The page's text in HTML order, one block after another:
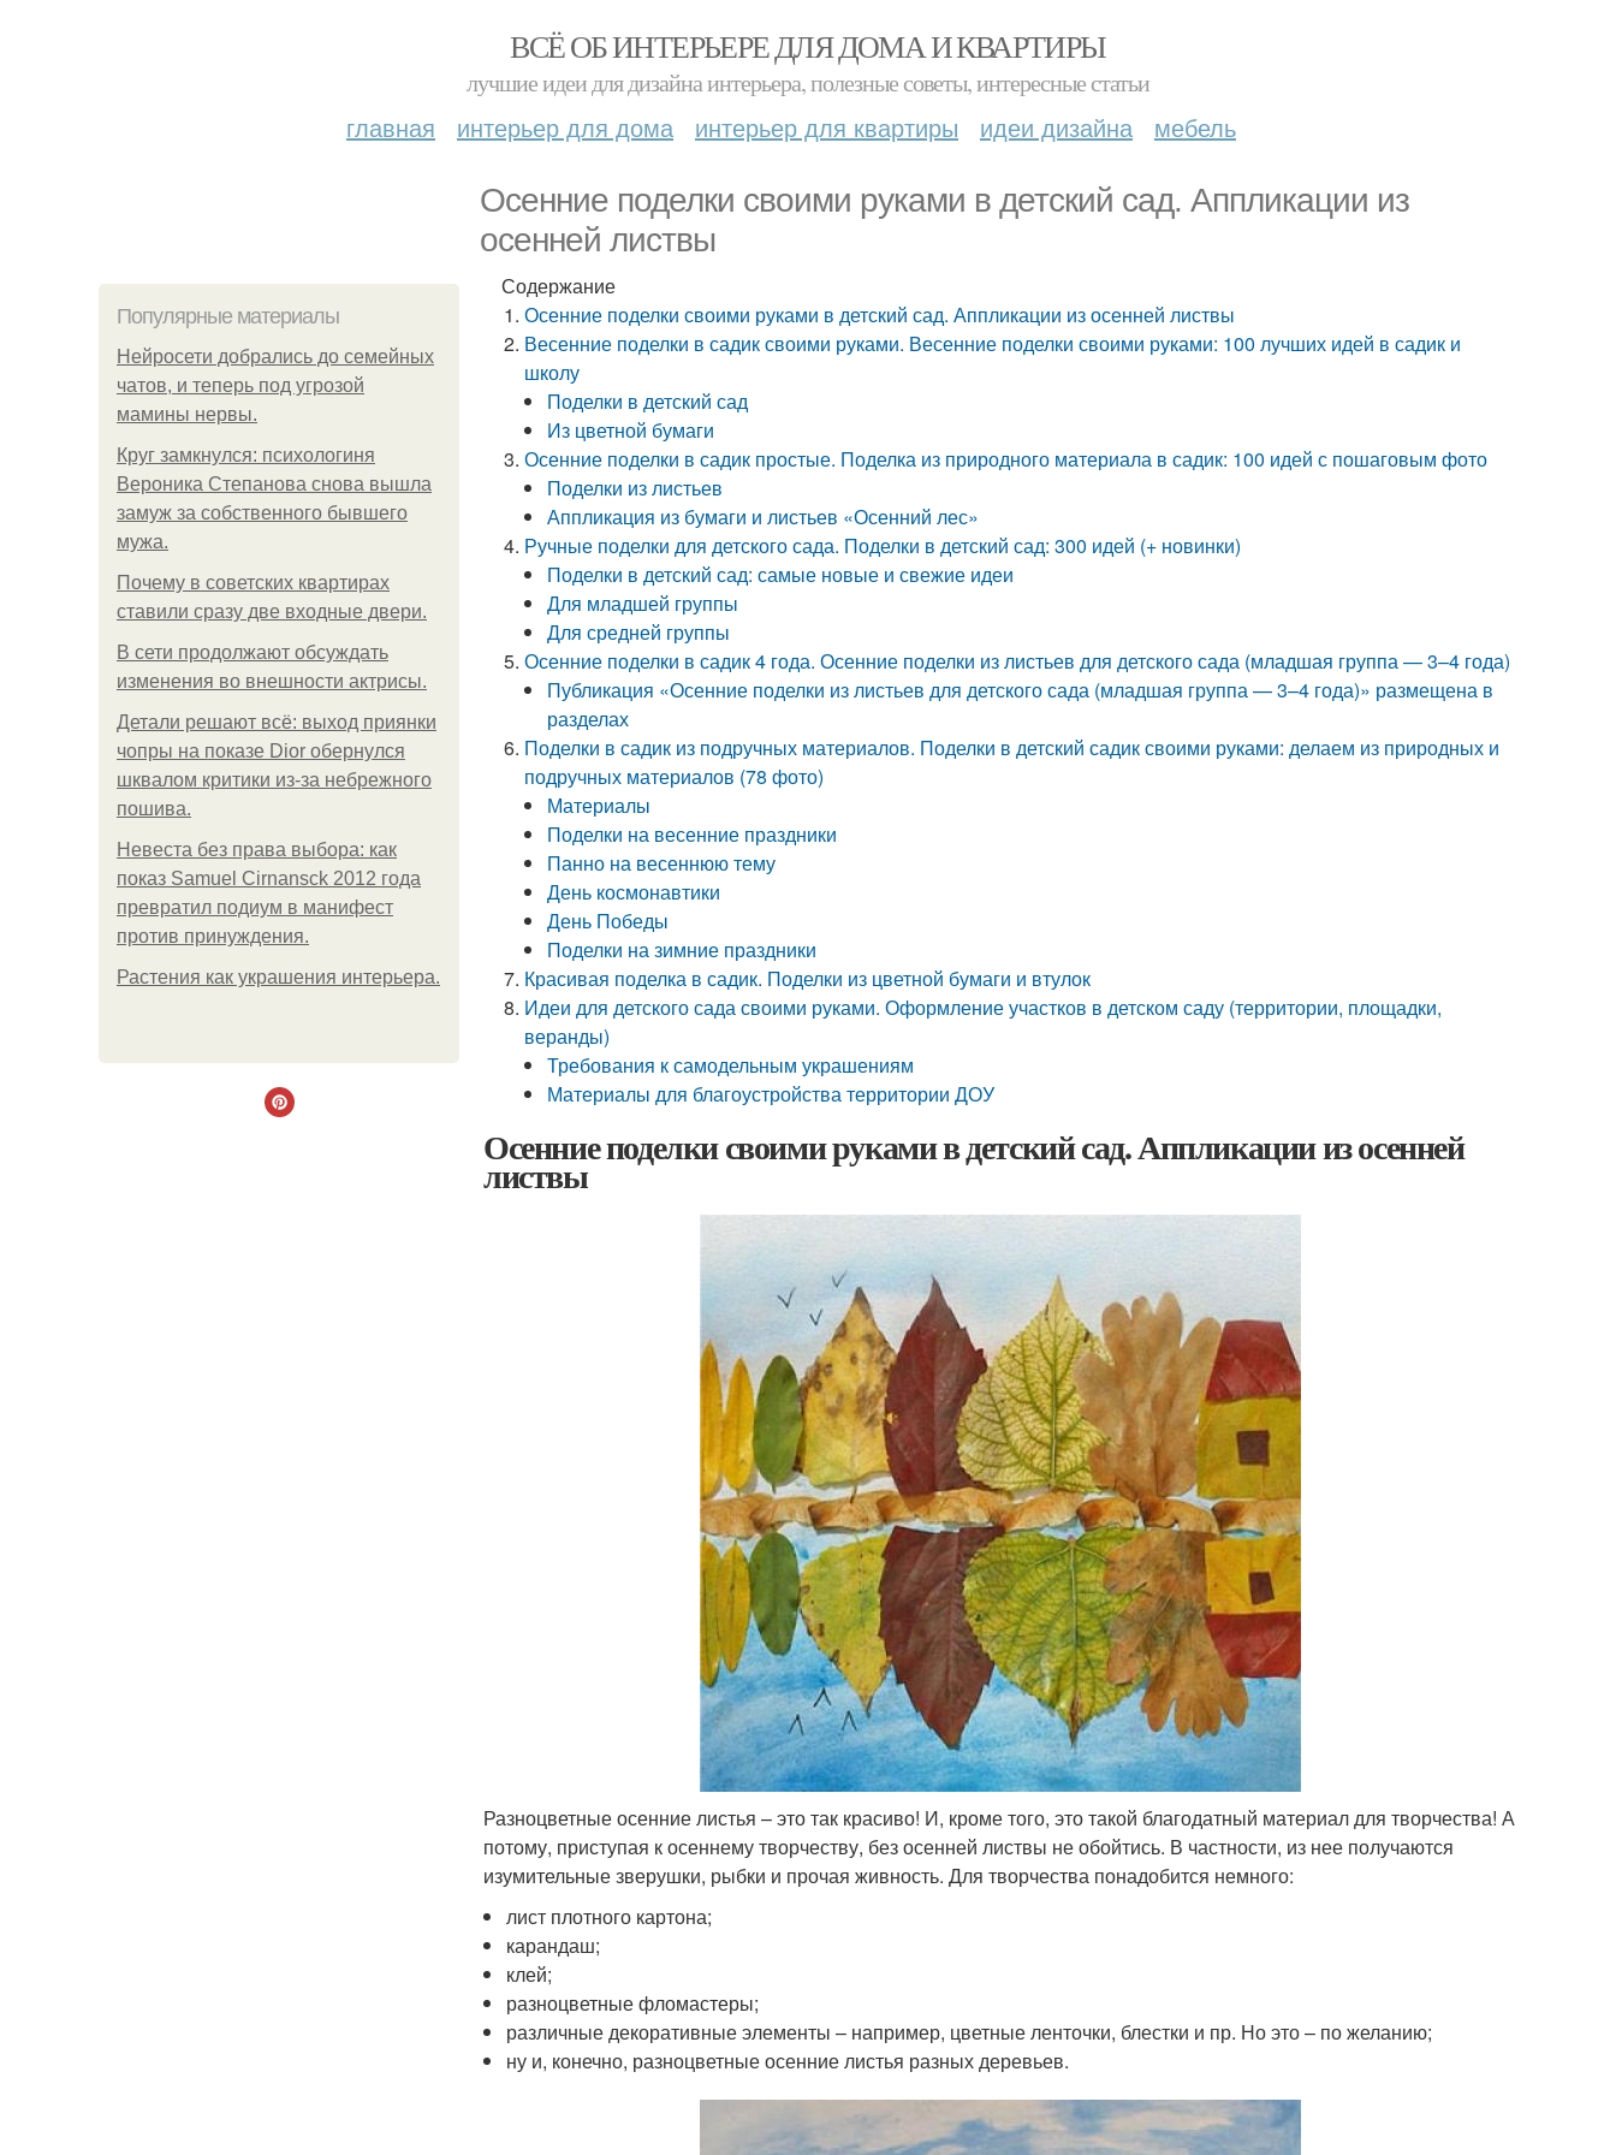
ВСЁ ОБ ИНТЕРЬЕРЕ ДЛЯ ДОМА И КВАРТИРЫ
лучшие идеи для дизайна интерьера, полезные советы, интересные статьи
главная интерьер для дома интерьер для квартиры идеи дизайна мебель
Осенние поделки своими руками в детский сад. Аппликации из
осенней листвы
Популярные материалы
Нейросети добрались до семейных
чатов, и теперь под угрозой
мамины нервы.
Круг замкнулся: психологиня
Вероника Степанова снова вышла
замуж за собственного бывшего
мужа.
Почему в советских квартирах
ставили сразу две входные двери.
В сети продолжают обсуждать
изменения во внешности актрисы.
Детали решают всё: выход приянки
чопры на показе Dior обернулся
шквалом критики из-за небрежного
пошива.
Невеста без права выбора: как
показ Samuel Cirnansck 2012 года
превратил подиум в манифест
против принуждения.
Растения как украшения интерьера.
Содержание
Осенние поделки своими руками в детский сад. Аппликации из осенней листвы
Весенние поделки в садик своими руками. Весенние поделки своими руками: 100 лучших идей в садик и
школу
Поделки в детский сад
Из цветной бумаги
Осенние поделки в садик простые. Поделка из природного материала в садик: 100 идей с пошаговым фото
Поделки из листьев
Аппликация из бумаги и листьев «Осенний лес»
Ручные поделки для детского сада. Поделки в детский сад: 300 идей (+ новинки)
Поделки в детский сад: самые новые и свежие идеи
Для младшей группы
Для средней группы
Осенние поделки в садик 4 года. Осенние поделки из листьев для детского сада (младшая группа — 3–4 года)
Публикация «Осенние поделки из листьев для детского сада (младшая группа — 3–4 года)» размещена в
разделах
Поделки в садик из подручных материалов. Поделки в детский садик своими руками: делаем из природных и
подручных материалов (78 фото)
Материалы
Поделки на весенние праздники
Панно на весеннюю тему
День космонавтики
День Победы
Поделки на зимние праздники
Красивая поделка в садик. Поделки из цветной бумаги и втулок
Идеи для детского сада своими руками. Оформление участков в детском саду (территории, площадки,
веранды)
Требования к самодельным украшениям
Материалы для благоустройства территории ДОУ
Осенние поделки своими руками в детский сад. Аппликации из осенней
листвы
Разноцветные осенние листья – это так красиво! И, кроме того, это такой благодатный материал для творчества! А
потому, приступая к осеннему творчеству, без осенней листвы не обойтись. В частности, из нее получаются
изумительные зверушки, рыбки и прочая живность. Для творчества понадобится немного:
лист плотного картона;
карандаш;
клей;
разноцветные фломастеры;
различные декоративные элементы – например, цветные ленточки, блестки и пр. Но это – по желанию;
ну и, конечно, разноцветные осенние листья разных деревьев.